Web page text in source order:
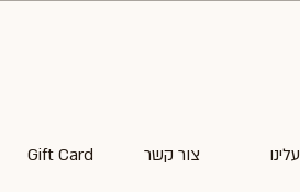
עלינו צור קשר Gift Card